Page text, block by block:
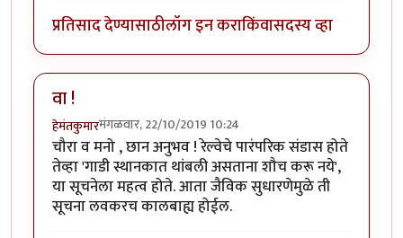
प्रतिसाद देण्यासाठीलॉग इन कराकिंवासदस्य व्हा
वा !
हेमंतकुमारमंगळवार, 22/10/2019 10:24
चौरा व मनो , छान अनुभव ! रेल्वेचे पारंपरिक संडास होते
तेव्हा 'गाडी स्थानकात थांबली असताना शौच करू नये',
या सूचनेला महत्व होते. आता जैविक सुधारणेमुळे ती
सूचना लवकरच कालबाह्य होईल.